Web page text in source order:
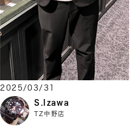
2025/03/31
S.Izawa
TZ中野店